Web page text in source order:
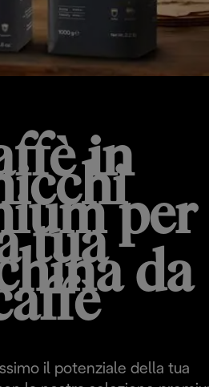
in
per
tua
da
il potenziale della tua